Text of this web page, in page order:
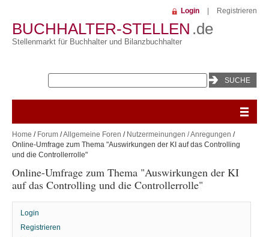
BUCHHALTER-STELLEN .de
Stellenmarkt für Buchhalter und Bilanzbuchhalter
Login Registrieren
Home / Forum /Allgemeine Foren / Nutzermeinungen / Anregungen /
Online-Umfrage zum Thema "Auswirkungen der KI auf das Controlling
und die Controllerrolle"
Online-Umfrage zum Thema "Auswirkungen der KI
auf das Controlling und die Controllerrolle"
Login
Registrieren